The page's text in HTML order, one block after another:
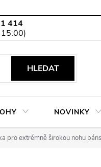
414údajů
HLEDAT
NOVINKY
pro extrémně širokou nohu